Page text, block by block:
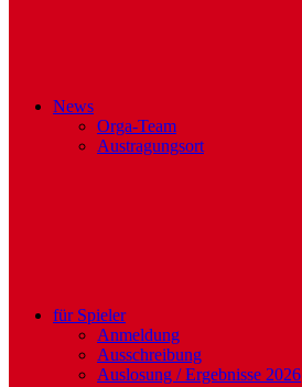
News
Orga-Team
Austragungsort
für Spieler
Anmeldung
Ausschreibung
Auslosung / Ergebnisse 2026